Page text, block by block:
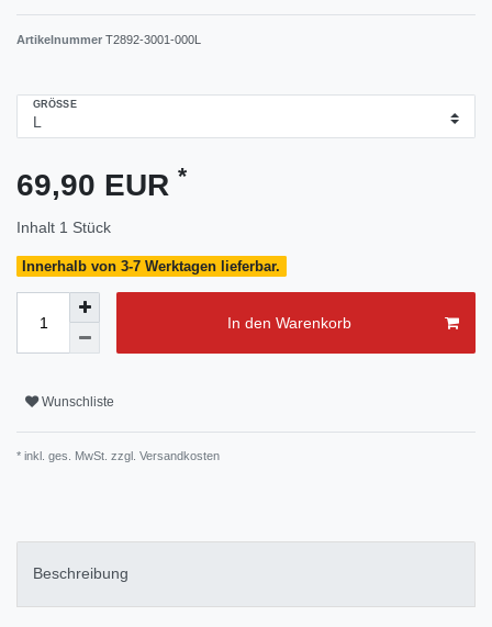
Artikelnummer T2892-3001-000L
GRÖSSE
69,90 EUR *
Inhalt 1 Stück
Innerhalb von 3-7 Werktagen lieferbar.
In den Warenkorb
Wunschliste
* inkl. ges. MwSt. zzgl. Versandkosten
Beschreibung